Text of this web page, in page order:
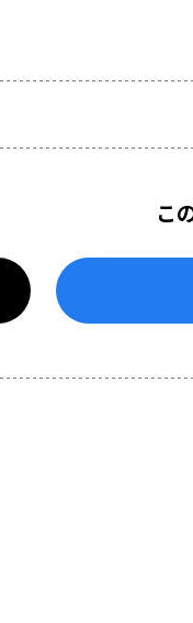
こ